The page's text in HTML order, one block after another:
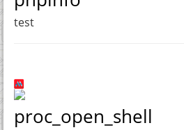
test
proc_open_shell